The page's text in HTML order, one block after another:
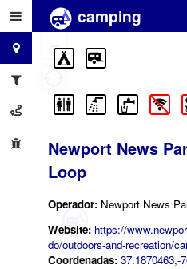
camping
Newport News
Loop
Operador: Newport News
Website: https://
do/outdoors-and-recreation/
Coordenadas: 37.1870463,-
+
−